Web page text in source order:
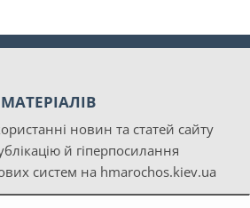
новин та статей сайту
й гіперпосилання
систем на hmarochos.kiev.ua